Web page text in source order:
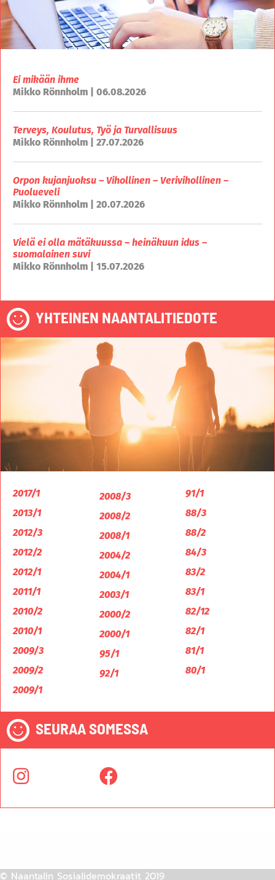
Ei mikään ihme
Mikko Rönnholm | 06.08.2026
Terveys, Koulutus, Työ ja Turvallisuus
Mikko Rönnholm | 27.07.2026
Orpon kujanjuoksu – Vihollinen – Verivihollinen –
Puolueveli
Mikko Rönnholm | 20.07.2026
Vielä ei olla mätäkuussa – heinäkuun idus –
suomalainen suvi
Mikko Rönnholm | 15.07.2026
YHTEINEN NAANTALITIEDOTE
2017/1
2013/1
2012/3
2012/2
2012/1
2011/1
2010/2
2010/1
2009/3
2009/2
2009/1
2008/3
2008/2
2008/1
2004/2
2004/1
2003/1
2000/2
2000/1
95/1
92/1
91/1
88/3
88/2
84/3
83/2
83/1
82/12
82/1
81/1
80/1
SEURAA SOMESSA
© Naantalin Sosialidemokraatit 2019